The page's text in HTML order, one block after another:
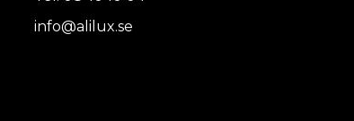
info@alilux.se